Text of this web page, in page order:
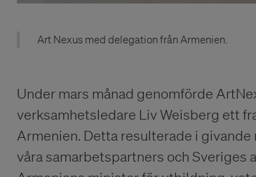
Art Nexus med delegation från Armenien.
Under mars månad genomförde
verksamhetsledare Liv Weisberg ett
Armenien. Detta resulterade i
våra samarbetspartners och Sveriges